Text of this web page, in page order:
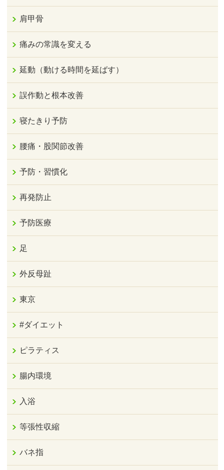
肩甲骨
痛みの常識を変える
延動（動ける時間を延ばす）
誤作動と根本改善
寝たきり予防
腰痛・股関節改善
予防・習慣化
再発防止
予防医療
足
外反母趾
東京
#ダイエット
ピラティス
腸内環境
入浴
等張性収縮
バネ指